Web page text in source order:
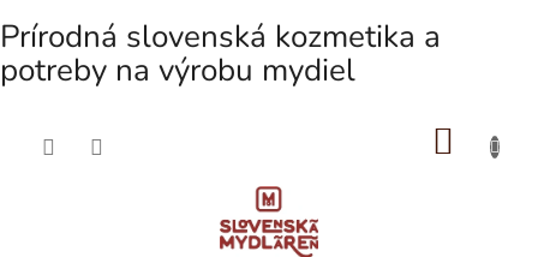
Prírodná slovenská kozmetika a
potreby na výrobu mydiel